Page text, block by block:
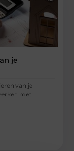
je
van je
met